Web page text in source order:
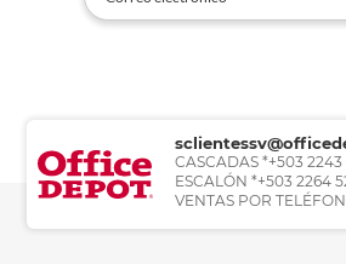
CASCADAS *+503
ESCALÓN *+503 2264
VENTAS POR